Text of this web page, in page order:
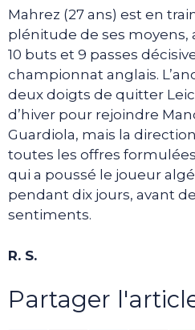
Mahrez (27 ans) est en
plénitude de ses moyens,
10 buts et 9 passes
championnat anglais.
deux doigts de quitter
d’hiver pour rejoindre
Guardiola, mais la
toutes les offres
qui a poussé le joueur
pendant dix jours, avant
sentiments.
R. S.
Partager